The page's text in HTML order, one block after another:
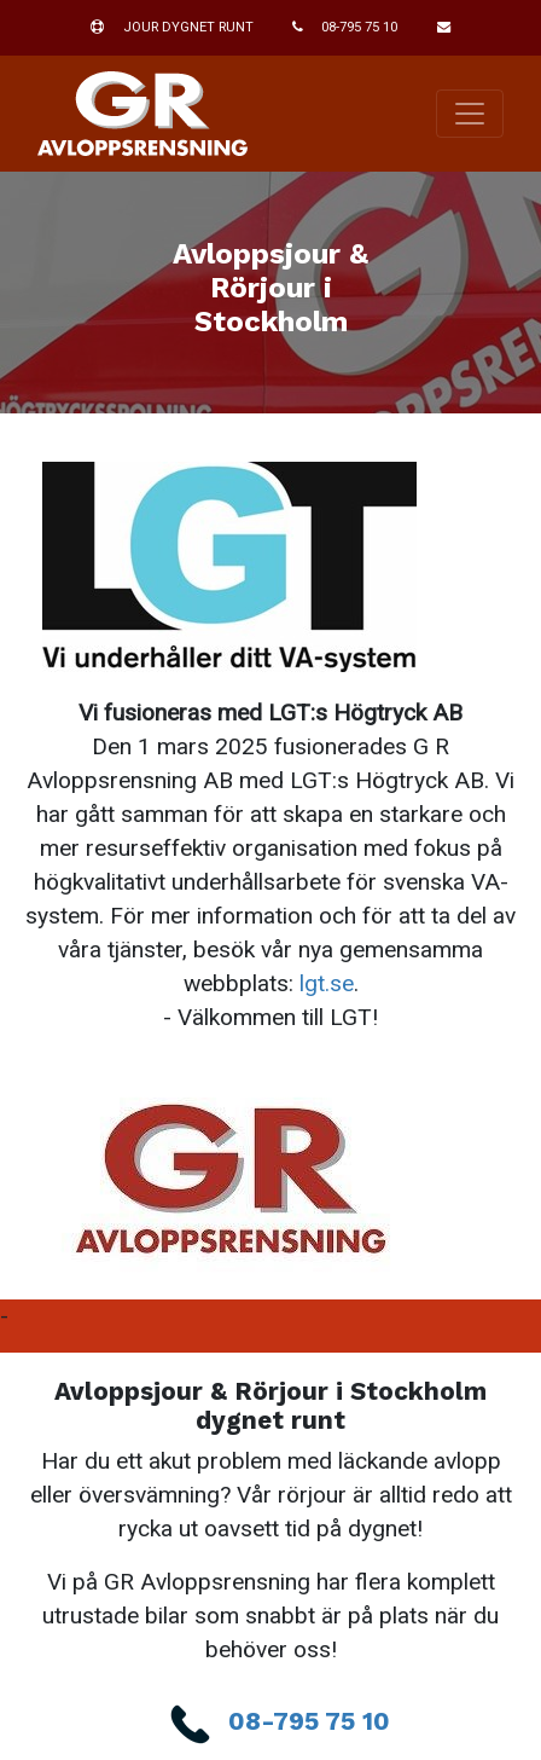
JOUR DYGNET RUNT 08-795 75 10
Avloppsjour &
Rörjour i
Stockholm
Vi fusioneras med LGT:s Högtryck AB
Den 1 mars 2025 fusionerades G R
Avloppsrensning AB med LGT:s Högtryck AB. Vi
har gått samman för att skapa en starkare och
mer resurseffektiv organisation med fokus på
högkvalitativt underhållsarbete för svenska VA-
system. För mer information och för att ta del av
våra tjänster, besök vår nya gemensamma
webbplats: lgt.se.
- Välkommen till LGT!
-
Avloppsjour & Rörjour i Stockholm
dygnet runt
Har du ett akut problem med läckande avlopp
eller översvämning? Vår rörjour är alltid redo att
rycka ut oavsett tid på dygnet!
Vi på GR Avloppsrensning har flera komplett
utrustade bilar som snabbt är på plats när du
behöver oss!
08-795 75 10